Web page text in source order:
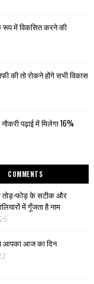
रूप में विकसित करने की
की तो रोकने होंगे सभी विकास
पढ़ाई में मिलेगा 16%
COMMENTS
तोड़-फोड़ के सटीक और
में गूँजता है नाम
आपका आज का दिन